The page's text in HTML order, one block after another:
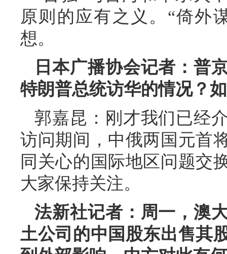
原则的应有之义。“倚外
想。
日本广播协会记者：普
特朗普总统访华的情况？
郭嘉昆：刚才我们已经
访问期间，中俄两国元首
同关心的国际地区问题交
大家保持关注。
法新社记者：周一，澳
土公司的中国股东出售其